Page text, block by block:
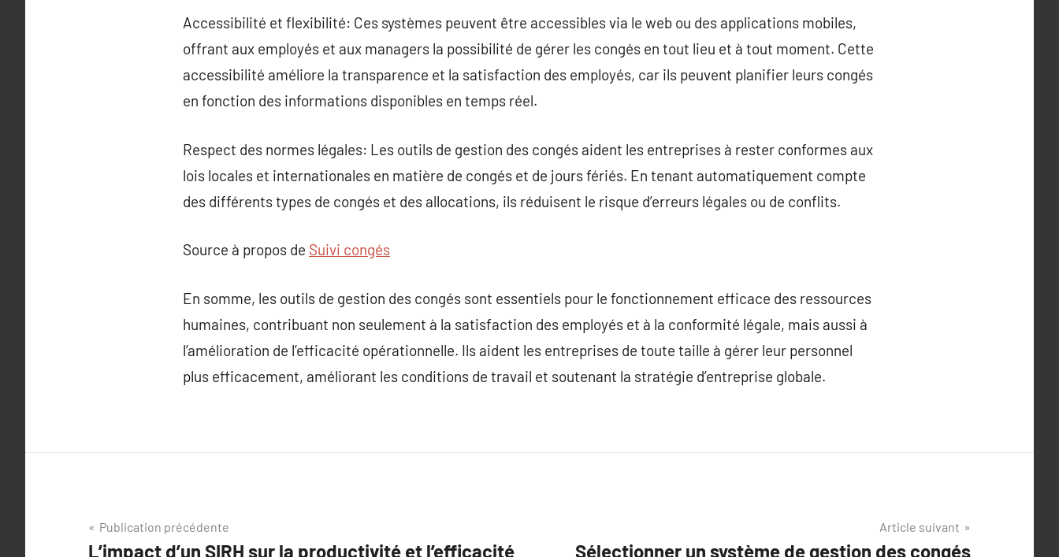
Accessibilité et flexibilité: Ces systèmes peuvent être accessibles via le web ou des applications mobiles,
offrant aux employés et aux managers la possibilité de gérer les congés en tout lieu et à tout moment. Cette
accessibilité améliore la transparence et la satisfaction des employés, car ils peuvent planifier leurs congés
en fonction des informations disponibles en temps réel.
Respect des normes légales: Les outils de gestion des congés aident les entreprises à rester conformes aux
lois locales et internationales en matière de congés et de jours fériés. En tenant automatiquement compte
des différents types de congés et des allocations, ils réduisent le risque d’erreurs légales ou de conflits.
Source à propos de Suivi congés
En somme, les outils de gestion des congés sont essentiels pour le fonctionnement efficace des ressources
humaines, contribuant non seulement à la satisfaction des employés et à la conformité légale, mais aussi à
l’amélioration de l’efficacité opérationnelle. Ils aident les entreprises de toute taille à gérer leur personnel
plus efficacement, améliorant les conditions de travail et soutenant la stratégie d’entreprise globale.
Navigation
Publication précédente
L’impact d’un SIRH sur la productivité et l’efficacité
Article suivant
Sélectionner un système de gestion des congés